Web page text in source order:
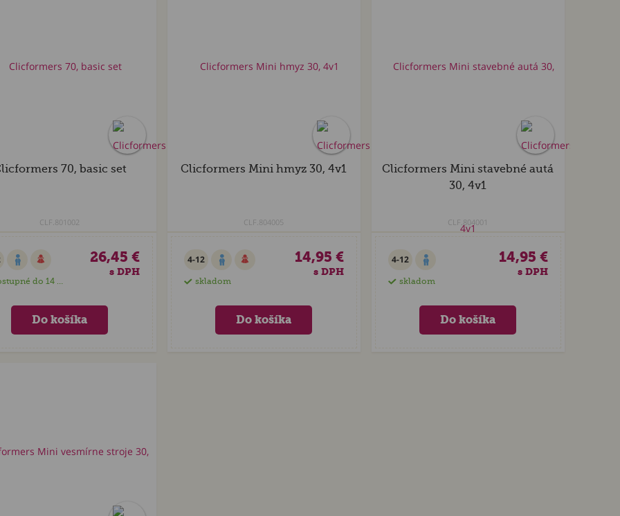
70, basic set
CLF.801002
do 14 dní
26,45 €
s DPH
Clicformers Mini hmyz 30, 4v1
CLF.804005
4-12
skladom
14,95 €
s DPH
Clicformers Mini stavebné autá
30, 4v1
CLF.804001
4-12
skladom
14,95 €
s DPH